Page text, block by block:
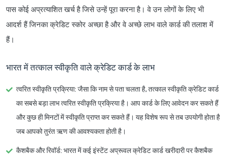
पास कोई अप्रत्याशित खर्च है जिसे उन्हें पूरा करना है। वे उन लोगों के लिए भी
आदर्श हैं जिनका क्रेडिट स्कोर अच्छा है और वे अच्छे लाभ वाले कार्ड की तलाश में
हैं।
भारत में तत्काल स्वीकृति वाले क्रेडिट कार्ड के लाभ
त्वरित स्वीकृति प्रक्रिया: जैसा कि नाम से पता चलता है, तत्काल स्वीकृति क्रेडिट कार्ड
का सबसे बड़ा लाभ त्वरित स्वीकृति प्रक्रिया है। आप कार्ड के लिए आवेदन कर सकते हैं
और कुछ ही मिनटों में स्वीकृति प्राप्त कर सकते हैं। यह विशेष रूप से तब उपयोगी होता है
जब आपको तुरंत ऋण की आवश्यकता होती है।
कैशबैक और रिवॉर्ड: भारत में कई इंस्टेंट अप्रूवल क्रेडिट कार्ड खरीदारी पर कैशबैक